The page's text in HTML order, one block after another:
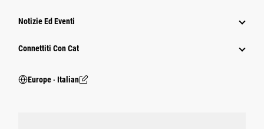
Notizie Ed Eventi
Connettiti Con Cat
Europe ‧ Italian